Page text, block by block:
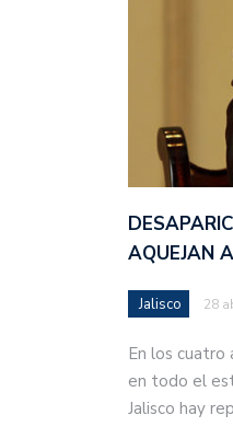
AQUEJAN
Jalisco 28
En los cuatro
en todo el
Jalisco hay